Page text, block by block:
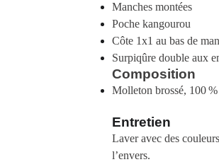
Manches montées
Poche kangourou
Côte 1x1 au bas de
Surpiqûre double aux
Composition
Molleton brossé, 100
Entretien
Laver avec des
l’envers.